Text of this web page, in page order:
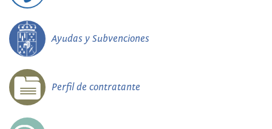
Ayudas y Subvenciones
Perfil de contratante